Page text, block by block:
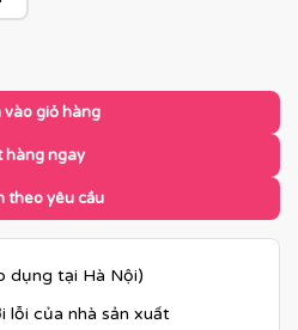
vào giỏ hàng
hàng ngay
theo yêu cầu
dụng tại Hà Nội)
lỗi của nhà sản xuất